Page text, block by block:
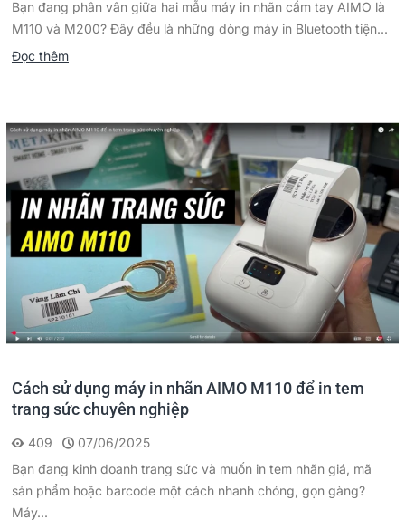
Bạn đang phân vân giữa hai mẫu máy in nhãn cầm tay AIMO là
M110 và M200? Đây đều là những dòng máy in Bluetooth tiện...
Đọc thêm
Cách sử dụng máy in nhãn AIMO M110 để in tem
trang sức chuyên nghiệp
409
07/06/2025
Bạn đang kinh doanh trang sức và muốn in tem nhãn giá, mã
sản phẩm hoặc barcode một cách nhanh chóng, gọn gàng?
Máy...